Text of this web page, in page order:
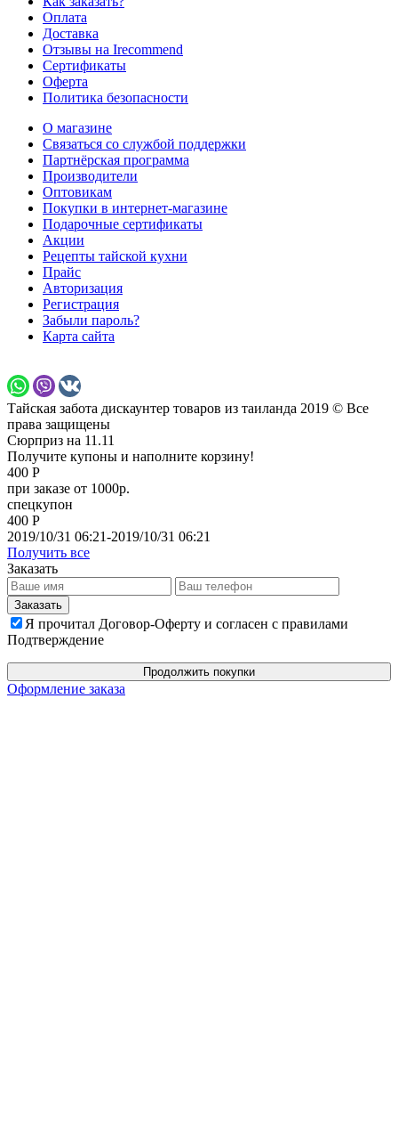
Оплата
Доставка
Отзывы на Irecommend
Сертификаты
Оферта
Политика безопасности
О магазине
Связаться со службой поддержки
Партнёрская программа
Производители
Оптовикам
Покупки в интернет-магазине
Подарочные сертификаты
Акции
Рецепты тайской кухни
Прайс
Авторизация
Регистрация
Забыли пароль?
Карта сайта
Тайская забота дискаунтер товаров из таиланда 2019 © Все
права защищены
Сюрприз на 11.11
Получите купоны и наполните корзину!
400 Р
при заказе от 1000р.
спецкупон
400 Р
2019/10/31 06:21-2019/10/31 06:21
Получить все
Заказать
Я прочитал Договор-Оферту и согласен с правилами
Подтверждение
Продолжить покупки
Оформление заказа